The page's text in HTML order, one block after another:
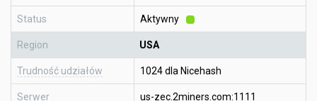
Status Aktywny
Region USA
Trudność udziałów 1024 dla Nicehash
Serwer us-zec.2miners.com:1111